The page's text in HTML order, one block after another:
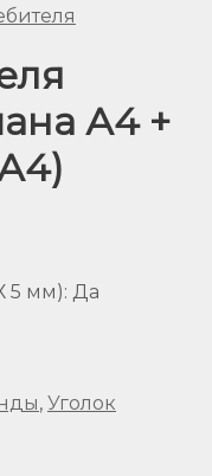
А4 +
5 мм): Да
, Уголок